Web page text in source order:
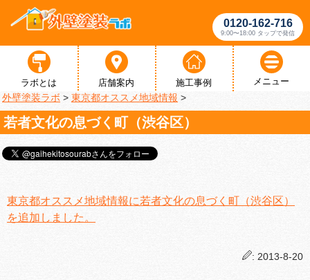
0120-162-716
9:00〜18:00 タップで発信
ラボとは 店舗案内 施工事例 メニュー
外壁塗装ラボ > 東京都オススメ地域情報 >
若者文化の息づく町（渋谷区）
東京都オススメ地域情報に若者文化の息づく町（渋谷区）
を追加しました。
: 2013-8-20